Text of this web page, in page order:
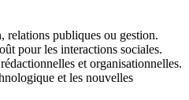
relations publiques ou gestion.
pour les interactions sociales.
et organisationnelles.
et les nouvelles